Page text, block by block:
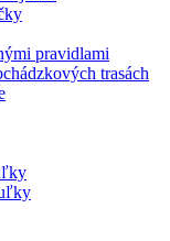
pravidlami
trasách